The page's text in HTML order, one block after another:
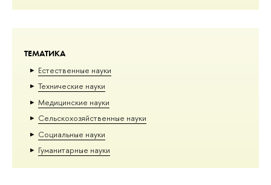
ТЕМАТИКА
Естественные науки
Тех­ничес­кие науки
Медицинские науки
Сельскохозяйственные науки
Социальные науки
Гуманитарные науки